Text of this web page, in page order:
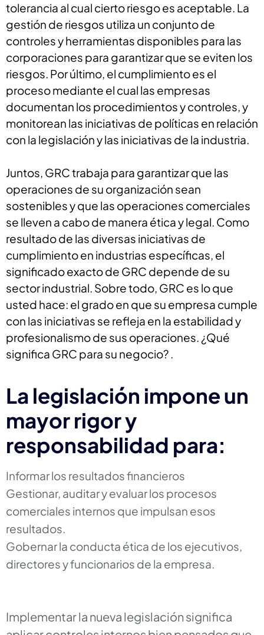
tolerancia al cual cierto riesgo es aceptable. La
gestión de riesgos utiliza un conjunto de
controles y herramientas disponibles para las
corporaciones para garantizar que se eviten los
riesgos. Por último, el cumplimiento es el
proceso mediante el cual las empresas
documentan los procedimientos y controles, y
monitorean las iniciativas de políticas en relación
con la legislación y las iniciativas de la industria.
Juntos, GRC trabaja para garantizar que las
operaciones de su organización sean
sostenibles y que las operaciones comerciales
se lleven a cabo de manera ética y legal. Como
resultado de las diversas iniciativas de
cumplimiento en industrias específicas, el
significado exacto de GRC depende de su
sector industrial. Sobre todo, GRC es lo que
usted hace: el grado en que su empresa cumple
con las iniciativas se refleja en la estabilidad y
profesionalismo de sus operaciones. ¿Qué
significa GRC para su negocio? .
La legislación impone un
mayor rigor y
responsabilidad para:
Informar los resultados financieros
Gestionar, auditar y evaluar los procesos
comerciales internos que impulsan esos
resultados.
Gobernar la conducta ética de los ejecutivos,
directores y funcionarios de la empresa.
Implementar la nueva legislación significa